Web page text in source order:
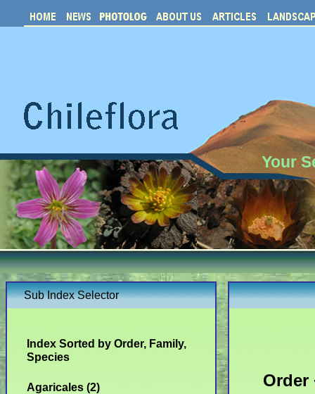
Your
Sub Index Selector
Index Sorted by Order, Family,
Species
Agaricales (2) Order